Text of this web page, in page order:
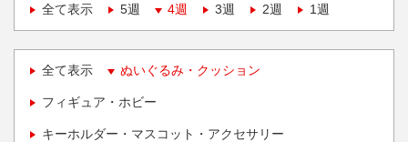
全て表示
5週 4週 3週 2週 1週
全て表示 ぬいぐるみ・クッション
フィギュア・ホビー
キーホルダー・マスコット・アクセサリー